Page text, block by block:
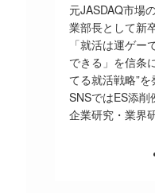
元JASDAQ市場
業部長として新
「就活は運ゲ
できる」を信条
てる就活戦略”を
SNSではES添削
企業研究・業界